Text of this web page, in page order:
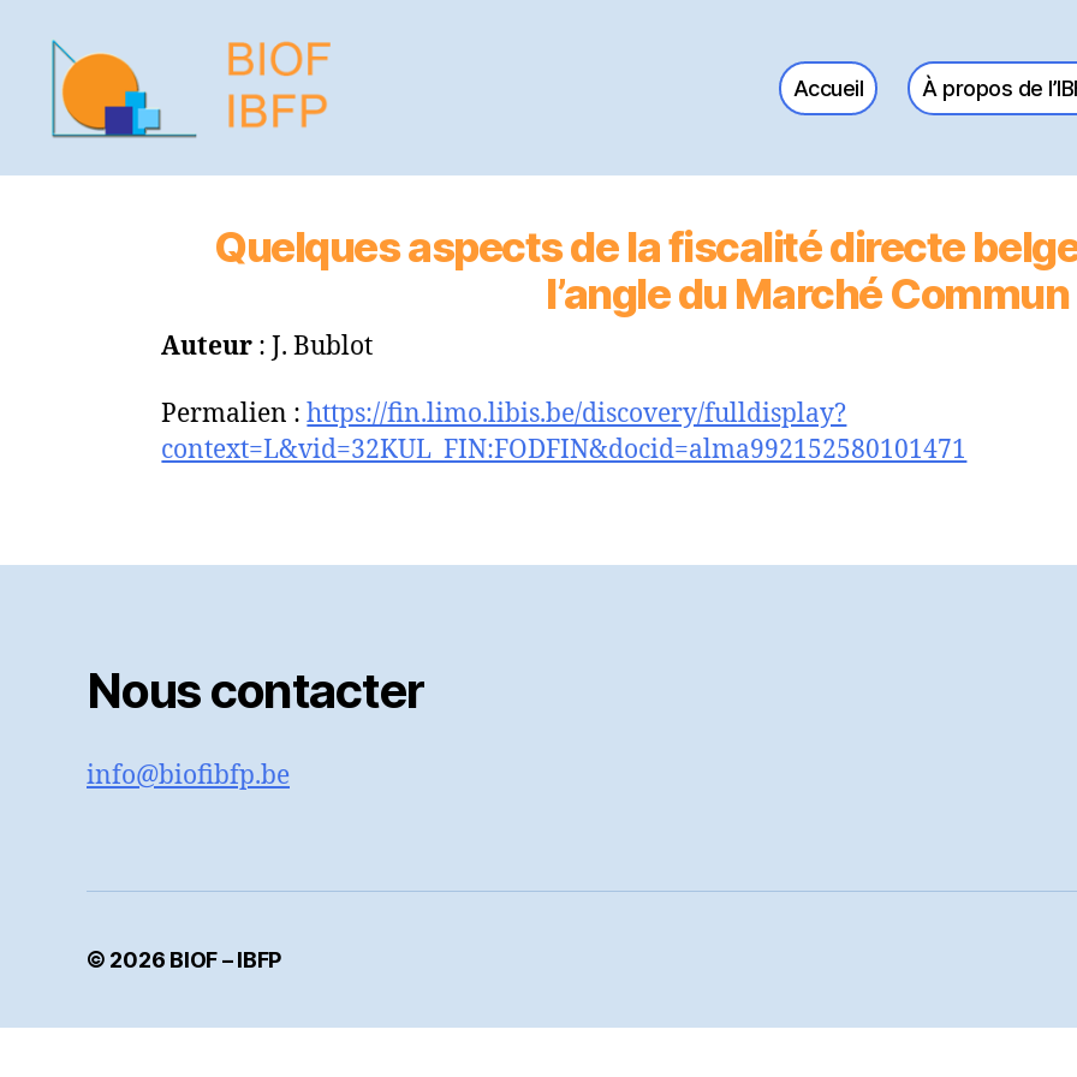
-
Accueil À propos de
Quelques aspects de la fiscalité directe
l’angle du Marché Commun
Auteur : J. Bublot
Permalien :https://fin.limo.libis.be/discovery/fulldisplay?
context=L&vid=32KUL_FIN:FODFIN&docid=alma992152580101471
Nous contacter
info@biofibfp.be
© 2026 BIOF – IBFP